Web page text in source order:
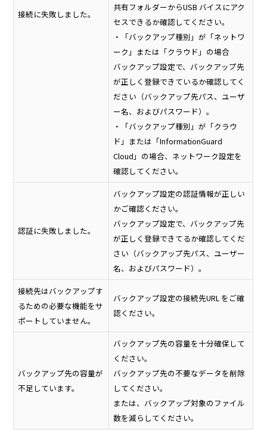
接続に失敗しました。
共有フォルダーからUSB バイスにアク
セスできるか確認してください。
・「バックアップ種別」が「ネットワ
ーク」または「クラウド」の場合
バックアップ設定で、バックアップ先
が正しく登録できているか確認してく
ださい（バックアップ先パス、ユーザ
ー名、およびパスワード）。
・「バックアップ種別」が「クラウ
ド」または「InformationGuard
Cloud」の場合、ネットワーク設定を
確認してください。
認証に失敗しました。
バックアップ設定の認証情報が正しい
かご確認ください。
バックアップ設定で、バックアップ先
が正しく登録できてるか確認してくだ
さい（バックアップ先パス、ユーザー
名、およびパスワード）。
接続先はバックアップす
るための必要な機能をサ
ポートしていません。
バックアップ設定の接続先URL をご確
認ください。
バックアップ先の容量が
不足しています。
バックアップ先の容量を十分確保して
ください。
バックアップ先の不要なデータを削除
してください。
または、バックアップ対象のファイル
数を減らしてください。